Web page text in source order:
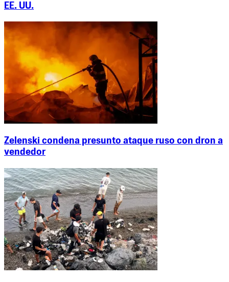
EE. UU.
Zelenski condena presunto ataque ruso con dron a
vendedor